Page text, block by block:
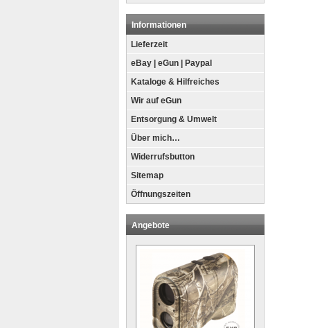
Informationen
Lieferzeit
eBay | eGun | Paypal
Kataloge & Hilfreiches
Wir auf eGun
Entsorgung & Umwelt
Über mich…
Widerrufsbutton
Sitemap
Öffnungszeiten
Angebote